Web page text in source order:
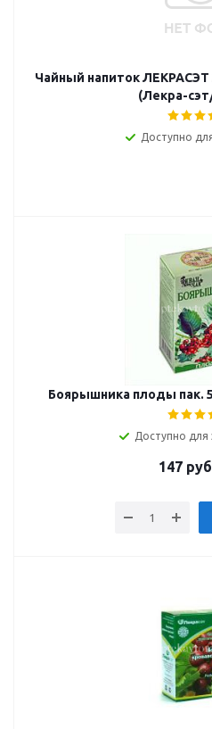
Чайный напиток ЛЕКРАСЭТ
(Лекра-
Доступно
Боярышника плоды пак.
Доступно для
147